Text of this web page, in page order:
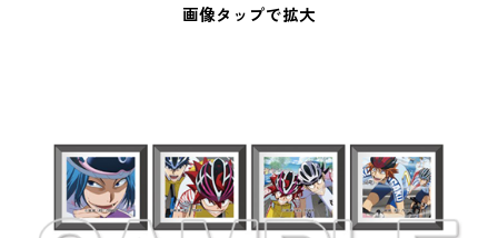
画像タップで拡大